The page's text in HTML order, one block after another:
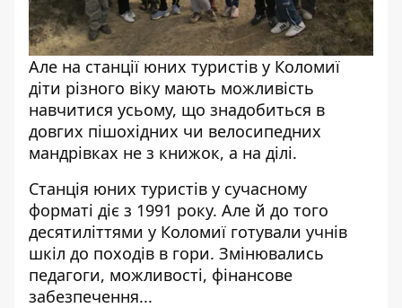
Але на станції юних туристів у Коломиї
діти різного віку мають можливість
навчитися усьому, що знадобиться в
довгих пішохідних чи велосипедних
мандрівках не з книжок, а на ділі.
Станція юних туристів у сучасному
форматі діє з 1991 року. Але й до того
десятиліттями у Коломиї готували учнів
шкіл до походів в гори. Змінювались
педагоги, можливості, фінансове
забезпечення...